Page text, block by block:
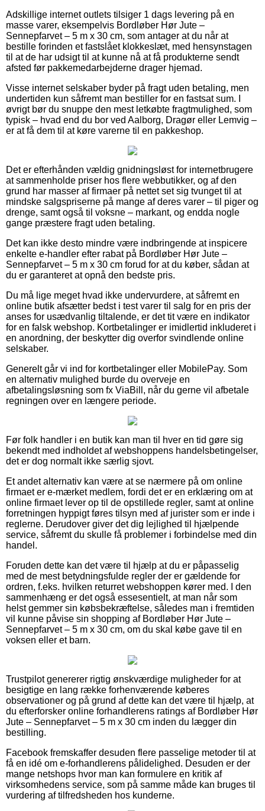
Adskillige internet outlets tilsiger 1 dags levering på en
masse varer, eksempelvis Bordløber Hør Jute –
Sennepfarvet – 5 m x 30 cm, som antager at du når at
bestille forinden et fastslået klokkeslæt, med hensynstagen
til at de har udsigt til at kunne nå at få produkterne sendt
afsted før pakkemedarbejderne drager hjemad.
Visse internet selskaber byder på fragt uden betaling, men
undertiden kun såfremt man bestiller for en fastsat sum. I
øvrigt bør du snuppe den mest letkøbte fragtmulighed, som
typisk – hvad end du bor ved Aalborg, Dragør eller Lemvig –
er at få dem til at køre varerne til en pakkeshop.
Det er efterhånden vældig gnidningsløst for internetbrugere
at sammenholde priser hos flere webbutikker, og af den
grund har masser af firmaer på nettet set sig tvunget til at
mindske salgspriserne på mange af deres varer – til piger og
drenge, samt også til voksne – markant, og endda nogle
gange præstere fragt uden betaling.
Det kan ikke desto mindre være indbringende at inspicere
enkelte e-handler efter rabat på Bordløber Hør Jute –
Sennepfarvet – 5 m x 30 cm forud for at du køber, sådan at
du er garanteret at opnå den bedste pris.
Du må lige meget hvad ikke undervurdere, at såfremt en
online butik afsætter bedst i test varer til salg for en pris der
anses for usædvanlig tiltalende, er det tit være en indikator
for en falsk webshop. Kortbetalinger er imidlertid inkluderet i
en anordning, der beskytter dig overfor svindlende online
selskaber.
Generelt går vi ind for kortbetalinger eller MobilePay. Som
en alternativ mulighed burde du overveje en
afbetalingsløsning som fx ViaBill, når du gerne vil afbetale
regningen over en længere periode.
Før folk handler i en butik kan man til hver en tid gøre sig
bekendt med indholdet af webshoppens handelsbetingelser,
det er dog normalt ikke særlig sjovt.
Et andet alternativ kan være at se nærmere på om online
firmaet er e-mærket medlem, fordi det er en erklæring om at
online firmaet lever op til de opstillede regler, samt at online
forretningen hyppigt føres tilsyn med af jurister som er inde i
reglerne. Derudover giver det dig lejlighed til hjælpende
service, såfremt du skulle få problemer i forbindelse med din
handel.
Foruden dette kan det være til hjælp at du er påpasselig
med de mest betydningsfulde regler der er gældende for
ordren, f.eks. hvilken returret webshoppen kører med. I den
sammenhæng er det også essesentielt, at man når som
helst gemmer sin købsbekræftelse, således man i fremtiden
vil kunne påvise sin shopping af Bordløber Hør Jute –
Sennepfarvet – 5 m x 30 cm, om du skal købe gave til en
voksen eller et barn.
Trustpilot genererer rigtig ønskværdige muligheder for at
besigtige en lang række forhenværende køberes
observationer og på grund af dette kan det være til hjælp, at
du efterforsker online forhandlerens ratings af Bordløber Hør
Jute – Sennepfarvet – 5 m x 30 cm inden du lægger din
bestilling.
Facebook fremskaffer desuden flere passelige metoder til at
få en idé om e-forhandlerens pålidelighed. Desuden er der
mange netshops hvor man kan formulere en kritik af
virksomhedens service, som på samme måde kan bruges til
vurdering af tilfredsheden hos kunderne.